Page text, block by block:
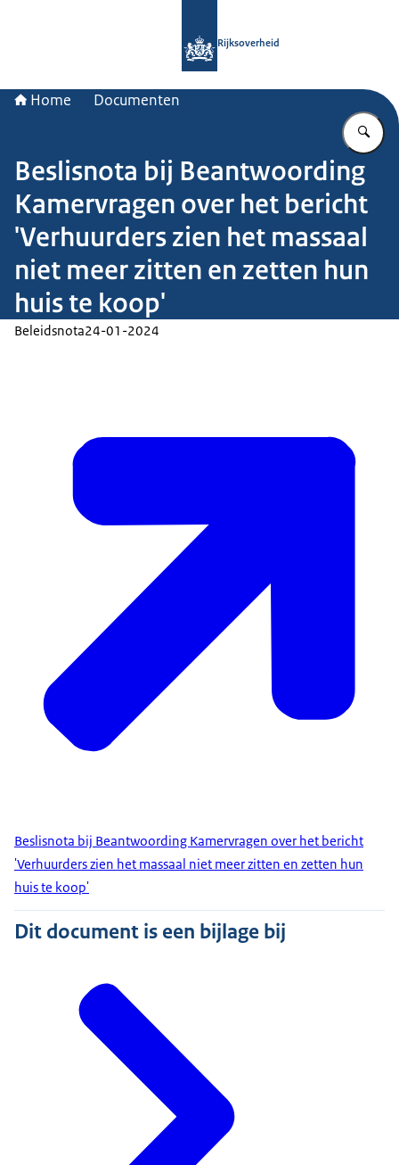
Rijksoverheid
Home Documenten
Beslisnota bij Beantwoording
Kamervragen over het bericht
'Verhuurders zien het massaal
niet meer zitten en zetten hun
huis te koop'
Beleidsnota24-01-2024
Beslisnota bij Beantwoording Kamervragen over het bericht
'Verhuurders zien het massaal niet meer zitten en zetten hun
huis te koop'
Dit document is een bijlage bij